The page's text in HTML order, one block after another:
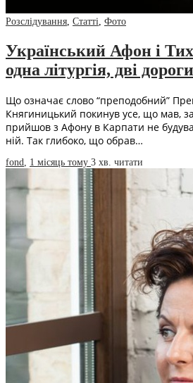
Розслідування, Статті, Фото
Український Афон і
одна літургія, дві дороги
Що означає слово “преподобний”
Княгиницький покинув усе, що мав,
прийшов з Афону в Карпати не
ній. Так глибоко, що обрав…
fond, 1 місяць тому 3 хв. читати